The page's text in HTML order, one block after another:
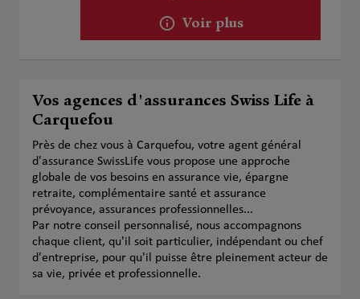
Voir plus
Vos agences d'assurances Swiss Life à
Carquefou
Près de chez vous à Carquefou, votre agent général
d'assurance SwissLife vous propose une approche
globale de vos besoins en assurance vie, épargne
retraite, complémentaire santé et assurance
prévoyance, assurances professionnelles...
Par notre conseil personnalisé, nous accompagnons
chaque client, qu'il soit particulier, indépendant ou chef
d'entreprise, pour qu'il puisse être pleinement acteur de
sa vie, privée et professionnelle.